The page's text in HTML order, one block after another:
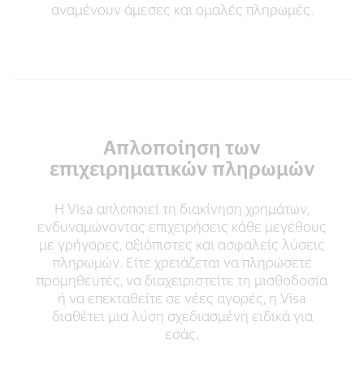
αναμένουν άμεσες και ομαλές πληρωμές.
Απλοποίηση των
επιχειρηματικών πληρωμών
Η Visa απλοποιεί τη διακίνηση χρημάτων,
ενδυναμώνοντας επιχειρήσεις κάθε μεγέθους
με γρήγορες, αξιόπιστες και ασφαλείς λύσεις
πληρωμών. Είτε χρειάζεται να πληρώσετε
προμηθευτές, να διαχειριστείτε τη μισθοδοσία
ή να επεκταθείτε σε νέες αγορές, η Visa
διαθέτει μια λύση σχεδιασμένη ειδικά για
εσάς.